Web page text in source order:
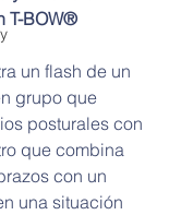
T-BOW®
un flash de un
grupo que
posturales con
que combina
con un
una situación